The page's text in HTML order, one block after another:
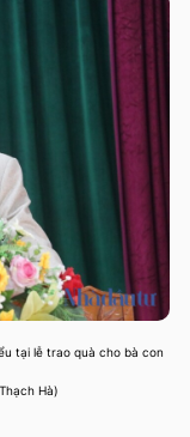
tại lễ trao quà cho bà con
Hà)